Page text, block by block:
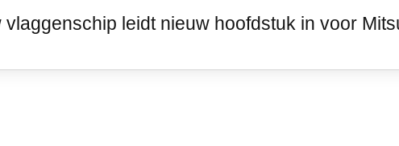
vlaggenschip leidt nieuw hoofdstuk in voor